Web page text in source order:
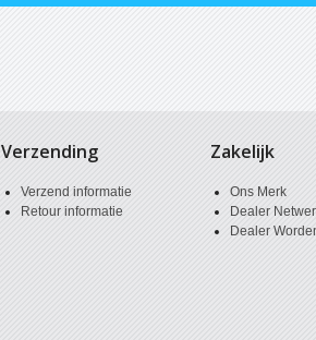
Verzending
Verzend informatie
Retour informatie
Zakelijk
Ons Merk
Dealer
Dealer